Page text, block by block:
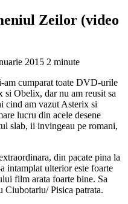
Zeilor (video
2015 2 minute
am cumparat toate DVD-urile
si Obelix, dar nu am reusit sa
cind am vazut Asterix si
lucru din acele desene
slab, ii invingeau pe romani,
din pacate pina la
intamplat ulterior este foarte
film arata foarte bine. Sa
Ciubotariu/ Pisica patrata.